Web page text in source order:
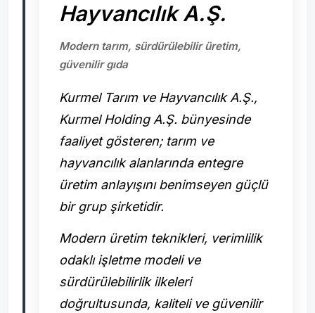
Hayvancılık A.Ş.
Modern tarım, sürdürülebilir üretim,
güvenilir gıda
Kurmel Tarım ve Hayvancılık A.Ş.,
Kurmel Holding A.Ş. bünyesinde
faaliyet gösteren; tarım ve
hayvancılık alanlarında entegre
üretim anlayışını benimseyen güçlü
bir grup şirketidir.
Modern üretim teknikleri, verimlilik
odaklı işletme modeli ve
sürdürülebilirlik ilkeleri
doğrultusunda, kaliteli ve güvenilir